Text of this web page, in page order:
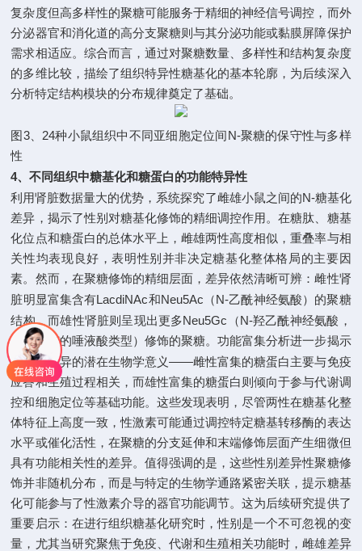
复杂度但高多样性的聚糖可能服务于精细的神经信号调控，而外
分泌器官和消化道的高分支聚糖则与其分泌功能或黏膜屏障保护
需求相适应。综合而言，通过对聚糖数量、多样性和结构复杂度
的多维比较，描绘了组织特异性糖基化的基本轮廓，为后续深入
分析特定结构模块的分布规律奠定了基础。
图 3、 24种小鼠组织中不同亚细胞定位间 N-聚糖的保守性与多样
性
4、不同组织中糖基化和糖蛋白的功能特异性
利用肾脏数据量大的优势，系统探究了雌雄小鼠之间的N-糖基化
差异，揭示了性别对糖基化修饰的精细调控作用。在糖肽、糖基
化位点和糖蛋白的总体水平上，雌雄两性高度相似，重叠率与相
关性均表现良好，表明性别并非决定糖基化整体格局的主要因
素。然而，在聚糖修饰的精细层面，差异依然清晰可辨：雌性肾
脏明显富集含有LacdiNAc和Neu5Ac （N-乙酰神经氨酸）的聚糖
结构，而雄性肾脏则呈现出更多Neu5Gc （N-羟乙酰神经氨酸，
为小鼠有的唾液酸类型）修饰的聚糖。功能富集分析进一步揭示
了这些差异的潜在生物学意义——雌性富集的糖蛋白主要与免疫
应答和生殖过程相关，而雄性富集的糖蛋白则倾向于参与代谢调
控和细胞定位等基础功能。这些发现表明，尽管两性在糖基化整
体特征上高度一致，性激素可能通过调控特定糖基转移酶的表达
水平或催化活性，在聚糖的分支延伸和末端修饰层面产生细微但
具有功能相关性的差异。值得强调的是，这些性别差异性聚糖修
饰并非随机分布，而是与特定的生物学通路紧密关联，提示糖基
化可能参与了性激素介导的器官功能调节。这为后续研究提供了
重要启示：在进行组织糖基化研究时，性别是一个不可忽视的变
量，尤其当研究聚焦于免疫、代谢和生殖相关功能时，雌雄差异